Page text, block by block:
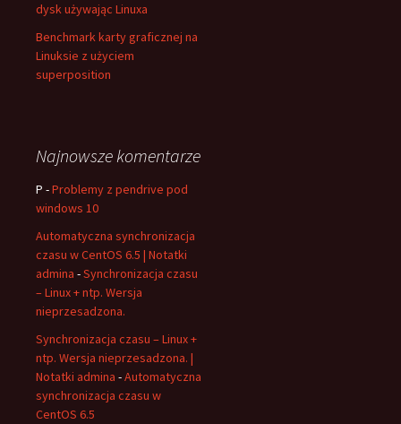
dysk używając Linuxa
Benchmark karty graficznej na
Linuksie z użyciem
superposition
Najnowsze komentarze
P -Problemy z pendrive pod
windows 10
Automatyczna synchronizacja
czasu w CentOS 6.5 | Notatki
admina -Synchronizacja czasu
– Linux + ntp. Wersja
nieprzesadzona.
Synchronizacja czasu – Linux +
ntp. Wersja nieprzesadzona. |
Notatki admina -Automatyczna
synchronizacja czasu w
CentOS 6.5